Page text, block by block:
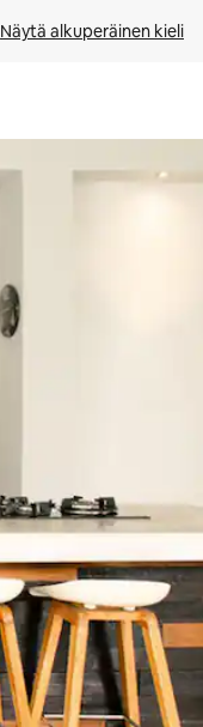
Näytä alkuperäinen kieli